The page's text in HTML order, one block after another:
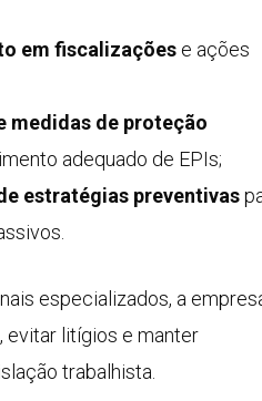
em fiscalizações e ações
medidas de proteção
adequado de EPIs;
estratégias preventivas
especializados, a
evitar litígios e manter
trabalhista.